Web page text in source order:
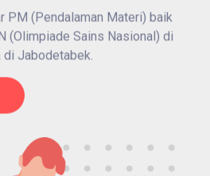
PM (Pendalaman Materi) baik
(Olimpiade Sains Nasional) di
di Jabodetabek.